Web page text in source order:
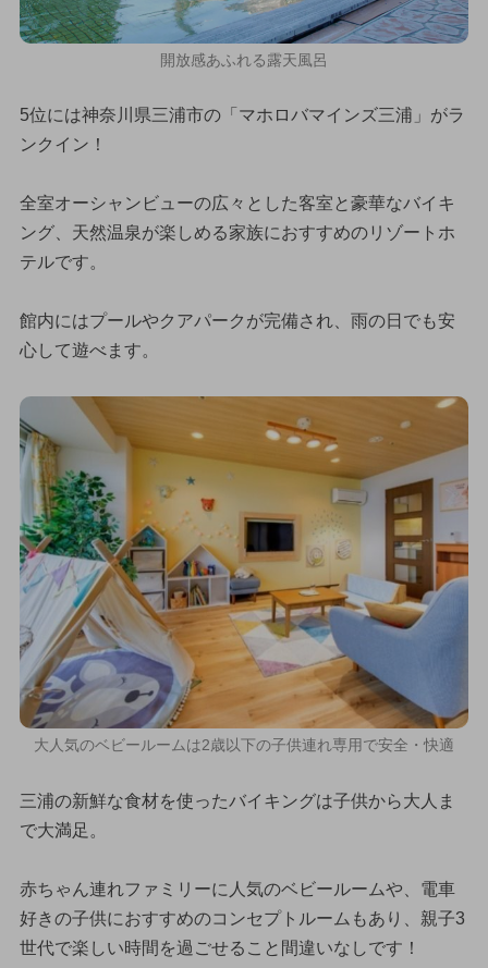
開放感あふれる露天風呂
5位には神奈川県三浦市の「マホロバマインズ三浦」がラ
ンクイン！
全室オーシャンビューの広々とした客室と豪華なバイキ
ング、天然温泉が楽しめる家族におすすめのリゾートホ
テルです。
館内にはプールやクアパークが完備され、雨の日でも安
心して遊べます。
大人気のベビールームは2歳以下の子供連れ専用で安全・快適
三浦の新鮮な食材を使ったバイキングは子供から大人ま
で大満足。
赤ちゃん連れファミリーに人気のベビールームや、電車
好きの子供におすすめのコンセプトルームもあり、親子3
世代で楽しい時間を過ごせること間違いなしです！